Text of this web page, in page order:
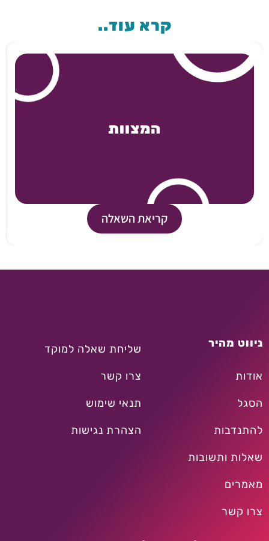
קרא עוד..
המצוות
קריאת השאלה
ניווט מהיר
אודות
הסגל
להתנדבות
שאלות ותשובות
מאמרים
צרו קשר
שליחת שאלה למוקד
צרו קשר
תנאי שימוש
הצהרת נגישות